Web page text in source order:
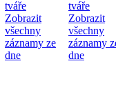
tváře
Zobrazit
všechny
záznamy ze
dne
tváře
Zobrazit
všechny
záznamy
dne